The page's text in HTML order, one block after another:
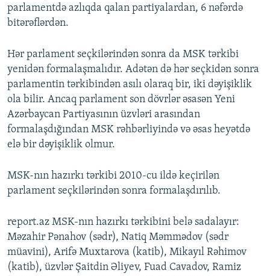
parlamentdə azlıqda qalan partiyalardan, 6 nəfərdə
bitərəflərdən.
Hər parlament seçkilərindən sonra da MSK tərkibi
yenidən formalaşmalıdır. Adətən də hər seçkidən sonra
parlamentin tərkibindən asılı olaraq bir, iki dəyişiklik
ola bilir. Ancaq parlament son dövrlər əsasən Yeni
Azərbaycan Partiyasının üzvləri arasından
formalaşdığından MSK rəhbərliyində və əsas heyətdə
elə bir dəyişiklik olmur.
MSK-nın hazırkı tərkibi 2010-cu ildə keçirilən
parlament seçkilərindən sonra formalaşdırılıb.
report.az MSK-nın hazırkı tərkibini belə sadalayır:
Məzahir Pənahov (sədr), Natiq Məmmədov (sədr
müavini), Arifə Muxtarova (katib), Mikayıl Rəhimov
(katib), üzvlər Şaitdin Əliyev, Fuad Cavadov, Ramiz